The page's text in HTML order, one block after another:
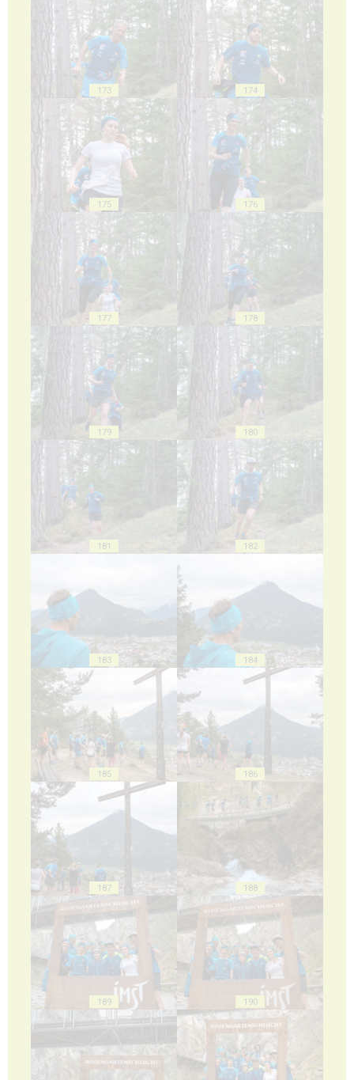
173 174
175 176
177 178
179 180
181 182
183 184
185 186
187 188
189 190